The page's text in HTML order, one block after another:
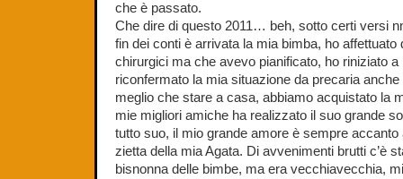
che è passato.
Che dire di questo 2011… beh, sotto certi versi
fin dei conti è arrivata la mia bimba, ho affettuato
chirurgici ma che avevo pianificato, ho riniziato
riconfermato la mia situazione da precaria
meglio che stare a casa, abbiamo acquistato la
mie migliori amiche ha realizzato il suo grande
tutto suo, il mio grande amore è sempre
zietta della mia Agata. Di avvenimenti brutti c’è
bisnonna delle bimbe, ma era vecchiavecchia,